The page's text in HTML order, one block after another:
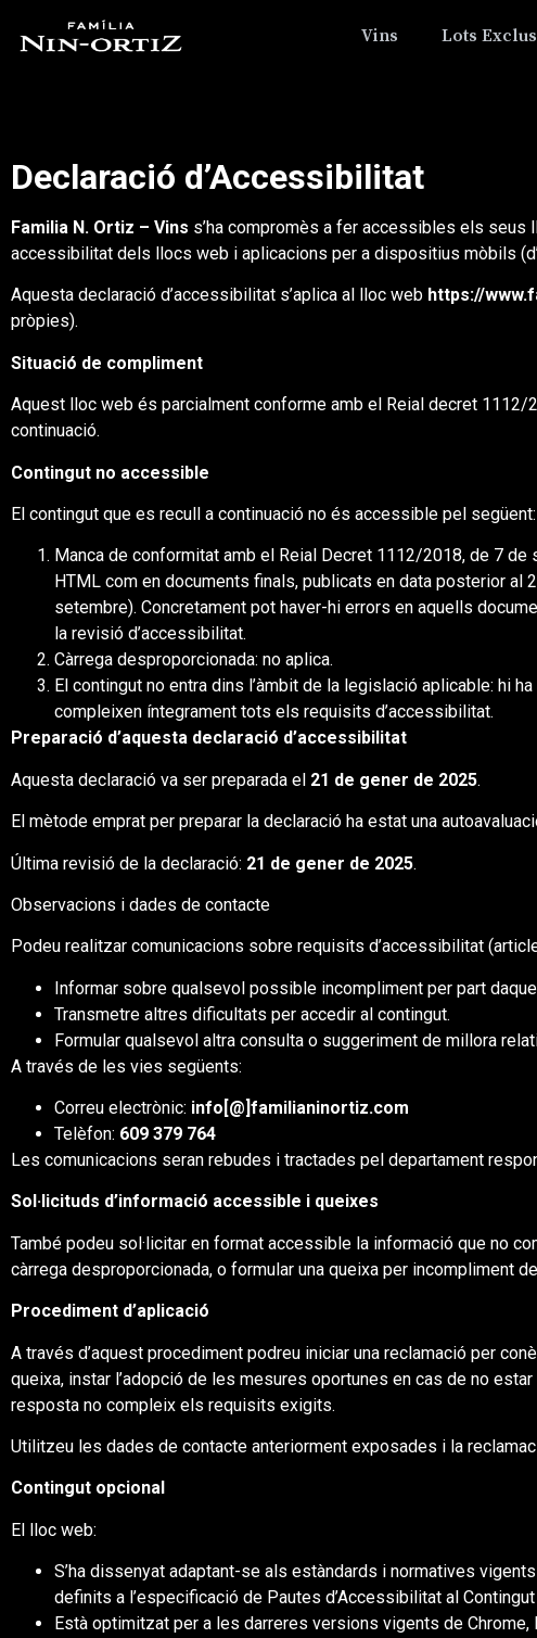
Vins Lots
Declaració d’Accessibilitat
Familia N. Ortiz – Vins s’ha compromès a fer accessibles els
accessibilitat dels llocs web i aplicacions per a dispositius mòbils
Aquesta declaració d’accessibilitat s’aplica al lloc web https://
pròpies).
Situació de compliment
Aquest lloc web és parcialment conforme amb el Reial decret
continuació.
Contingut no accessible
El contingut que es recull a continuació no és accessible pel següent:
Manca de conformitat amb el Reial Decret 1112/2018, de 7
HTML com en documents finals, publicats en data posterior
setembre). Concretament pot haver-hi errors en aquells
la revisió d’accessibilitat.
Càrrega desproporcionada: no aplica.
El contingut no entra dins l’àmbit de la legislació aplicable: hi
compleixen íntegrament tots els requisits d’accessibilitat.
Preparació d’aquesta declaració d’accessibilitat
Aquesta declaració va ser preparada el 21 de gener de 2025.
El mètode emprat per preparar la declaració ha estat una
Última revisió de la declaració: 21 de gener de 2025.
Observacions i dades de contacte
Podeu realitzar comunicacions sobre requisits d’accessibilitat
Informar sobre qualsevol possible incompliment per part
Transmetre altres dificultats per accedir al contingut.
Formular qualsevol altra consulta o suggeriment de millora
A través de les vies següents:
Correu electrònic: info[@]familianinortiz.com
Telèfon: 609 379 764
Les comunicacions seran rebudes i tractades pel departament
Sol·licituds d’informació accessible i queixes
També podeu sol·licitar en format accessible la informació que no
càrrega desproporcionada, o formular una queixa per incompliment
Procediment d’aplicació
A través d’aquest procediment podreu iniciar una reclamació per
queixa, instar l’adopció de les mesures oportunes en cas de no
resposta no compleix els requisits exigits.
Utilitzeu les dades de contacte anteriorment exposades i la
Contingut opcional
El lloc web:
S’ha dissenyat adaptant-se als estàndards i normatives
definits a l’especificació de Pautes d’Accessibilitat al Contingut
Està optimitzat per a les darreres versions vigents de Chrome,